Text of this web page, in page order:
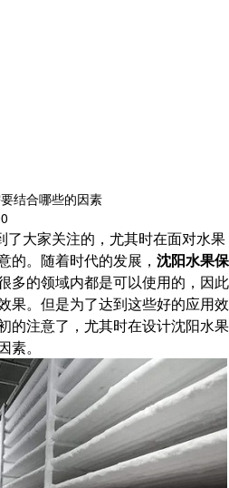
结合哪些的因素
了大家关注的，尤其时在面对水果
的。随着时代的发展， 沈阳水果保
多的领域内都是可以使用的，因此
果。但是为了达到这些好的应用效
的注意了，尤其时在设计沈阳水果
素。